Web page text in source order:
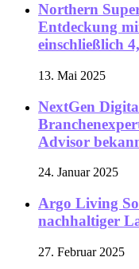
Northern
Entdeckung
einschließlich
13. Mai 2025
NextGen
Advisor
24. Januar 2025
Argo Living
nachhaltiger
27. Februar 2025